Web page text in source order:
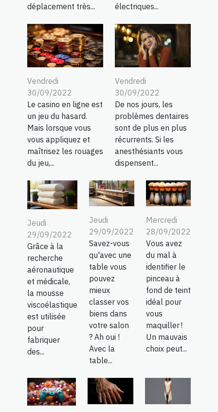
déplacement très...
électriques...
Vendredi
30/09/2022
Le casino en ligne est
un jeu du hasard.
Mais lorsque vous
vous appliquez et
maîtrisez les rouages
du jeu,...
Vendredi
30/09/2022
De nos jours, les
problèmes dentaires
sont de plus en plus
récurrents. Si les
anesthésiants vous
dispensent...
Jeudi
29/09/2022
Grâce à la
recherche
aéronautique
et médicale,
la mousse
viscoélastique
est utilisée
pour
fabriquer
des...
Jeudi
29/09/2022
Savez-vous
qu'avec une
table vous
pouvez
mieux
classer vos
biens dans
votre salon
? Ah oui !
Avec la
table...
Mercredi
28/09/2022
Vous avez
du mal à
identifier le
pinceau à
fond de teint
idéal pour
vous
maquiller !
Un mauvais
choix peut...